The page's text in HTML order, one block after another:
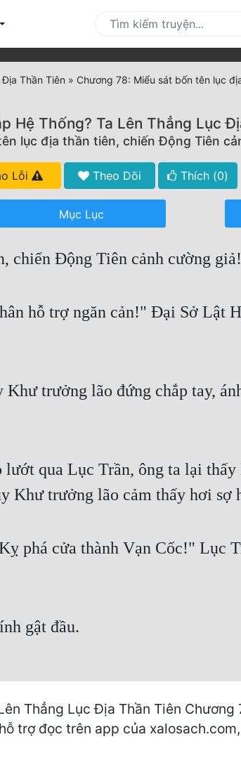
Thần Tiên » Chương 78: Miểu sát bốn tên lục
Hệ Thống? Ta Lên Thẳng Lục
lục địa thần tiên, chiến Động Tiên
Lỗi Theo Dõi Thích (0)
Mục Lục
chiến Động Tiên cảnh cường giả!
hỗ trợ ngăn cản!" Đại Sở Lật
trưởng lão đứng chắp tay,
qua Lục Trần, ông ta lại
Khư trưởng lão cảm thấy hơi sợ
phá cửa thành Vạn Cốc!" Lục
gật đầu.
Thẳng Lục Địa Thần Tiên
trợ đọc trên app của